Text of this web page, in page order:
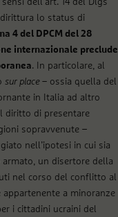
dell’art. 14 del Dlgs
lo status di
4 del DPCM del 28
internazionale preclude
. In particolare, al
sur place – ossia quella del
in Italia ad altro
diritto di presentare
sopravvenute –
nell’ipotesi in cui sia
un disertore della
nel corso del conflitto al
a minoranze
i cittadini ucraini del